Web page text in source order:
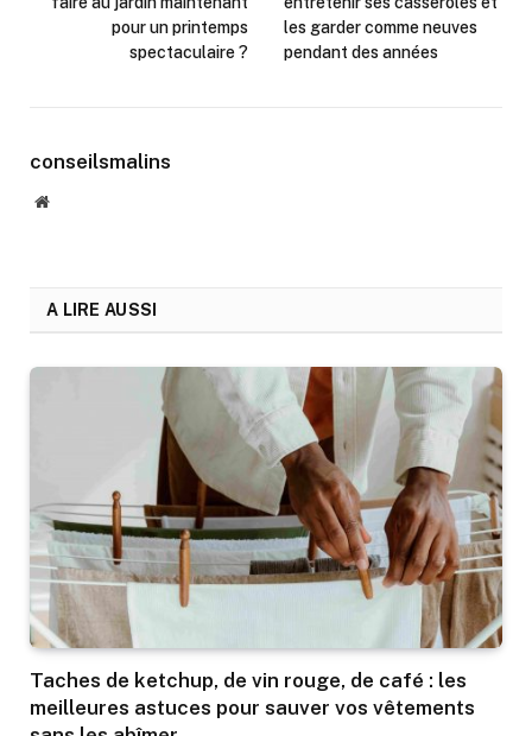
pour un printemps
spectaculaire ?
les garder comme neuves
pendant des années
conseilsmalins
Website
A LIRE AUSSI
Taches de ketchup, de vin rouge, de café : les
meilleures astuces pour sauver vos vêtements